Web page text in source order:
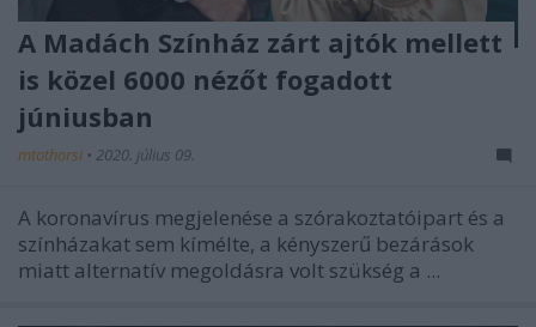
A Madách Színház zárt ajtók mellett
is közel 6000 nézőt fogadott
júniusban
mtothorsi • 2020. július 09.
A koronavírus megjelenése a szórakoztatóipart és a
színházakat sem kímélte, a kényszerű bezárások
miatt alternatív megoldásra volt szükség a ...